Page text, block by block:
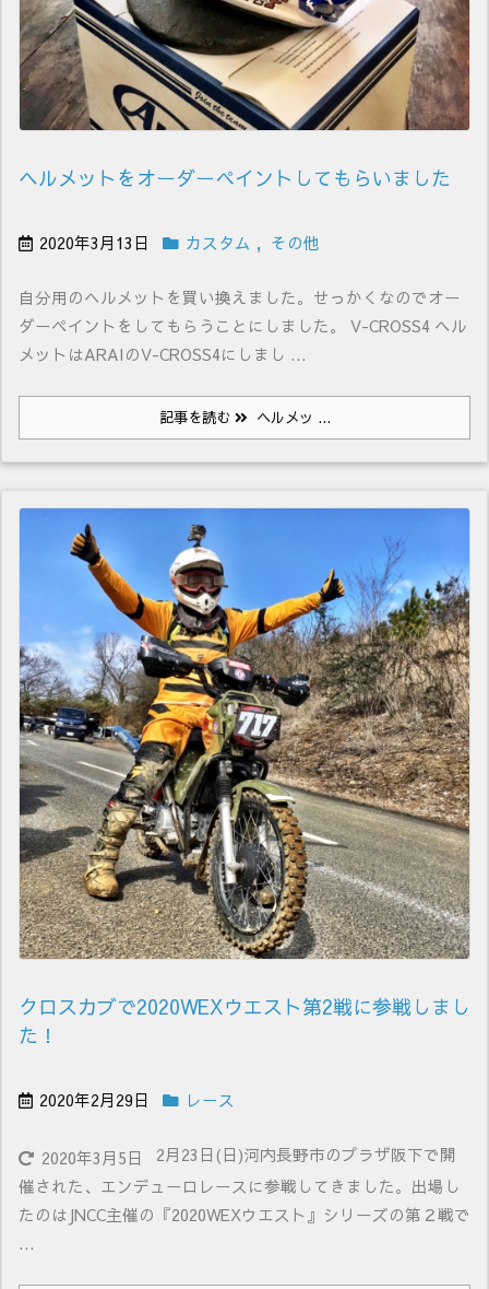
ヘルメットをオーダーペイントしてもらいました
2020年3月13日 カスタム , その他
自分用のヘルメットを買い換えました。せっかくなのでオー
ダーペイントをしてもらうことにしました。 V-CROSS4 ヘル
メットはARAIのV-CROSS4にしまし ...
記事を読む ヘルメッ ...
クロスカブで2020WEXウエスト第2戦に参戦しまし
た！
2020年2月29日 レース
2020年3月5日
2月23日(日)河内長野市のプラザ阪下で開
催された、エンデューロレースに参戦してきました。出場し
たのはJNCC主催の『2020WEXウエスト』シリーズの第２戦で
...